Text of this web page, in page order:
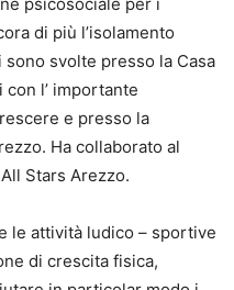
di più l’isolamento
svolte presso la Casa
l’ importante
e presso la
Ha collaborato al
Stars Arezzo.
le attività ludico – sportive
di crescita fisica,